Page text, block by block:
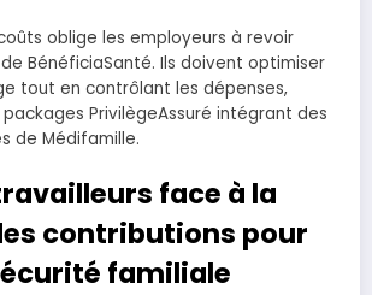
oblige les employeurs à revoir
BénéficiaSanté. Ils doivent optimiser
tout en contrôlant les dépenses,
PrivilègeAssuré intégrant des
de Médifamille.
face à la
contributions pour
familiale